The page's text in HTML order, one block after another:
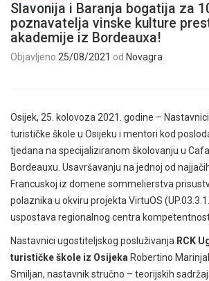
Slavonija i Baranja bogatija za
poznavatelja vinske kulture
akademije iz Bordeauxa!
Objavljeno 25/08/2021 od Novagra
Osijek, 25. kolovoza 2021. godine –
turističke škole u Osijeku i mentori kod
tjedana na specijaliziranom školovanju u
Bordeauxu. Usavršavanju na jednoj od
Francuskoj iz domene sommelierstva
polaznika u okviru projekta VirtuOS
uspostava regionalnog centra
Nastavnici ugostiteljskog posluživanja RCK
turističke škole iz Osijeka Robertino
Smiljan, nastavnik stručno – teorijskih